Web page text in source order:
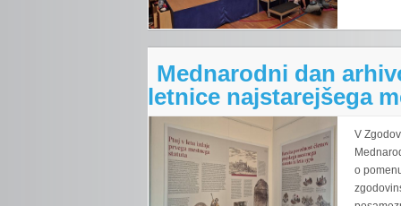
Mednarodni dan
letnice najstarejšega
V
o